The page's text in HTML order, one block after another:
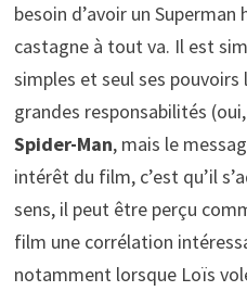
besoin d’avoir un
castagne à tout va. Il est
simples et seul ses
grandes responsabilités
Spider-Man, mais le
intérêt du film, c’est qu’il
sens, il peut être perçu
film une corrélation
notamment lorsque Loïs